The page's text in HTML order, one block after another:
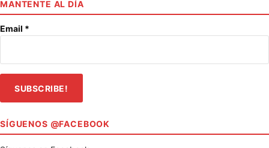
MANTENTE AL DÍA
Email *
SÍGUENOS @FACEBOOK